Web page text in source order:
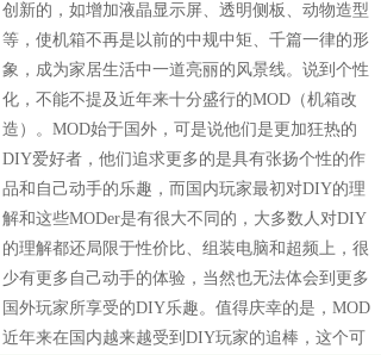
创新的，如增加液晶显示屏、透明侧板、动物造型
等，使机箱不再是以前的中规中矩、千篇一律的形
象，成为家居生活中一道亮丽的风景线。说到个性
化，不能不提及近年来十分盛行的MOD（机箱改
造）。MOD始于国外，可是说他们是更加狂热的
DIY爱好者，他们追求更多的是具有张扬个性的作
品和自己动手的乐趣，而国内玩家最初对DIY的理
解和这些MODer是有很大不同的，大多数人对DIY
的理解都还局限于性价比、组装电脑和超频上，很
少有更多自己动手的体验，当然也无法体会到更多
国外玩家所享受的DIY乐趣。值得庆幸的是，MOD
近年来在国内越来越受到DIY玩家的追棒，这个可